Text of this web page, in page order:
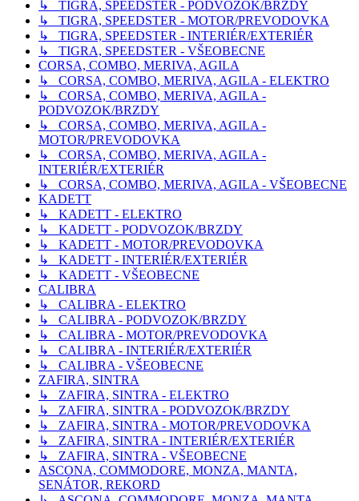
↳ TIGRA, SPEEDSTER - PODVOZOK/BRZDY
↳ TIGRA, SPEEDSTER - MOTOR/PREVODOVKA
↳ TIGRA, SPEEDSTER - INTERIÉR/EXTERIÉR
↳ TIGRA, SPEEDSTER - VŠEOBECNE
CORSA, COMBO, MERIVA, AGILA
↳ CORSA, COMBO, MERIVA, AGILA - ELEKTRO
↳ CORSA, COMBO, MERIVA, AGILA -
PODVOZOK/BRZDY
↳ CORSA, COMBO, MERIVA, AGILA -
MOTOR/PREVODOVKA
↳ CORSA, COMBO, MERIVA, AGILA -
INTERIÉR/EXTERIÉR
↳ CORSA, COMBO, MERIVA, AGILA - VŠEOBECNE
KADETT
↳ KADETT - ELEKTRO
↳ KADETT - PODVOZOK/BRZDY
↳ KADETT - MOTOR/PREVODOVKA
↳ KADETT - INTERIÉR/EXTERIÉR
↳ KADETT - VŠEOBECNE
CALIBRA
↳ CALIBRA - ELEKTRO
↳ CALIBRA - PODVOZOK/BRZDY
↳ CALIBRA - MOTOR/PREVODOVKA
↳ CALIBRA - INTERIÉR/EXTERIÉR
↳ CALIBRA - VŠEOBECNE
ZAFIRA, SINTRA
↳ ZAFIRA, SINTRA - ELEKTRO
↳ ZAFIRA, SINTRA - PODVOZOK/BRZDY
↳ ZAFIRA, SINTRA - MOTOR/PREVODOVKA
↳ ZAFIRA, SINTRA - INTERIÉR/EXTERIÉR
↳ ZAFIRA, SINTRA - VŠEOBECNE
ASCONA, COMMODORE, MONZA, MANTA,
SENÁTOR, REKORD